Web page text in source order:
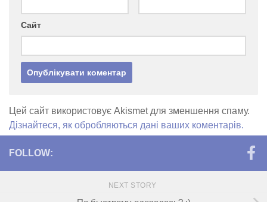
Сайт
Цей сайт використовує Akismet для зменшення спаму.
Дізнайтеся, як обробляються дані ваших коментарів.
FOLLOW:
NEXT STORY